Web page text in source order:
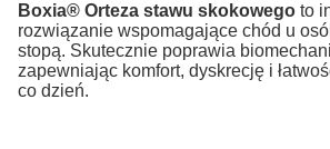
Boxia® Orteza stawu skokowego to
rozwiązanie wspomagające chód u
stopą. Skutecznie poprawia
zapewniając komfort, dyskrecję i
co dzień.